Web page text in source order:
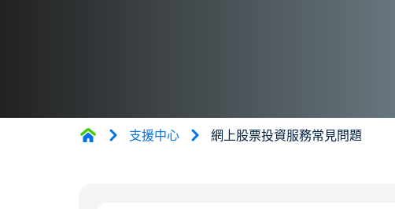
支援中心 網上股票投資服務常見問題